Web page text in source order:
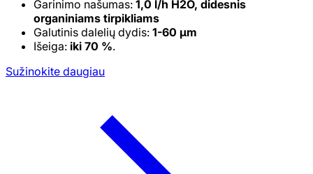
Garinimo našumas: 1,0 l/h H2O, didesnis
organiniams tirpikliams
Galutinis dalelių dydis: 1-60 μm
Išeiga: iki 70 %.
Sužinokite daugiau